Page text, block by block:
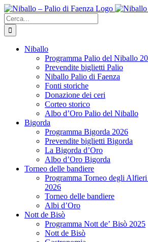
Salta
al
contenuto
Cerca
per:
Niballo
Programma Palio del Niballo
Prevendite biglietti Palio
Niballo Palio di Faenza
Fonti storiche
Donazione dei ceri
Corteo storico
Albo d’Oro Palio del Niballo
Bigorda
Programma Bigorda 2026
Prevendite biglietti Bigorda
La Bigorda d’Oro
Albo d’Oro Bigorda
Torneo delle bandiere
Programma Torneo degli
2026
Torneo delle bandiere
Albi d’Oro
Nott de Bisò
Programma Nott deʼ Bisò 2025
Nott de Bisò